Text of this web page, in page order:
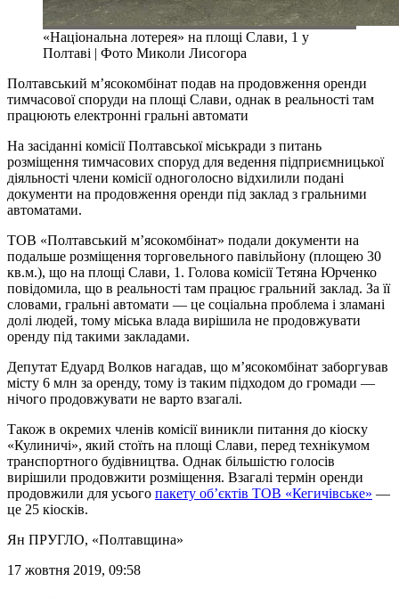
«Національна лотерея» на площі Слави, 1 у
Полтаві | Фото Миколи Лисогора
Полтавський м’ясокомбінат подав на продовження оренди
тимчасової споруди на площі Слави, однак в реальності там
працюють електронні гральні автомати
На засіданні комісії Полтавської міськради з питань
розміщення тимчасових споруд для ведення підприємницької
діяльності члени комісії одноголосно відхилили подані
документи на продовження оренди під заклад з гральними
автоматами.
ТОВ «Полтавський м’ясокомбінат» подали документи на
подальше розміщення торговельного павільйону (площею 30
кв.м.), що на площі Слави, 1. Голова комісії Тетяна Юрченко
повідомила, що в реальності там працює гральний заклад. За її
словами, гральні автомати — це соціальна проблема і зламані
долі людей, тому міська влада вирішила не продовжувати
оренду під такими закладами.
Депутат Едуард Волков нагадав, що м’ясокомбінат заборгував
місту 6 млн за оренду, тому із таким підходом до громади —
нічого продовжувати не варто взагалі.
Також в окремих членів комісії виникли питання до кіоску
«Кулиничі», який стоїть на площі Слави, перед технікумом
транспортного будівництва. Однак більшістю голосів
вирішили продовжити розміщення. Взагалі термін оренди
продовжили для усього пакету об’єктів ТОВ «Кегичівське» —
це 25 кіосків.
Ян ПРУГЛО, «Полтавщина»
17 жовтня 2019, 09:58